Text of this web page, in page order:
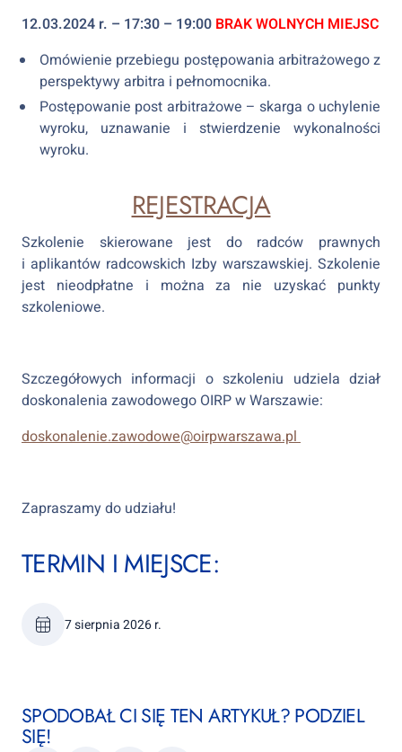
12.03.2024 r. – 17:30 – 19:00 BRAK WOLNYCH MIEJSC
Omówienie przebiegu postępowania arbitrażowego z
perspektywy arbitra i pełnomocnika.
Postępowanie post arbitrażowe – skarga o uchylenie
wyroku, uznawanie i stwierdzenie wykonalności
wyroku.
REJESTRACJA
Szkolenie skierowane jest do radców prawnych
i aplikantów radcowskich Izby warszawskiej. Szkolenie
jest nieodpłatne i można za nie uzyskać punkty
szkoleniowe.
Szczegółowych informacji o szkoleniu udziela dział
doskonalenia zawodowego OIRP w Warszawie:
doskonalenie.zawodowe@oirpwarszawa.pl
Zapraszamy do udziału!
TERMIN I MIEJSCE:
7 sierpnia 2026 r.
SPODOBAŁ CI SIĘ TEN ARTYKUŁ? PODZIEL
SIĘ!